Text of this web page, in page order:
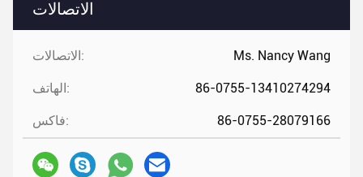
الاتصالات
الاتصالات: Ms. Nancy Wang
الهاتف: 86-0755-13410274294
فاكس: 86-0755-28079166